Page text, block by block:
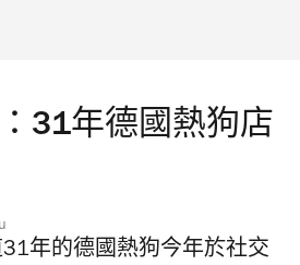
31年德國熱狗店
年的德國熱狗今年於社交